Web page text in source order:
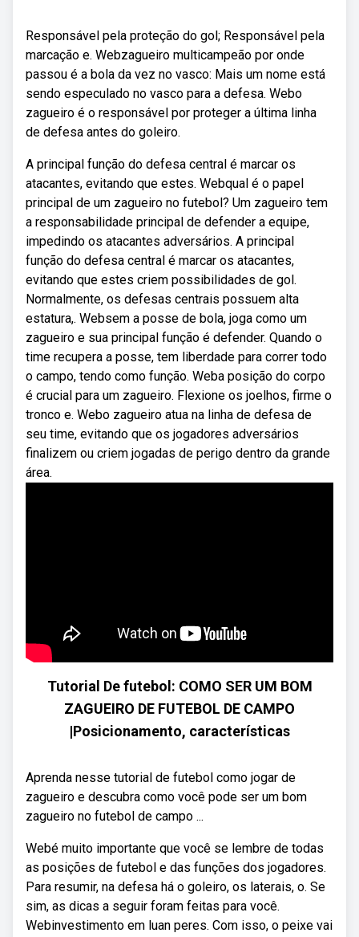
Responsável pela proteção do gol; Responsável pela
marcação e. Webzagueiro multicampeão por onde
passou é a bola da vez no vasco: Mais um nome está
sendo especulado no vasco para a defesa. Webo
zagueiro é o responsável por proteger a última linha
de defesa antes do goleiro.
A principal função do defesa central é marcar os
atacantes, evitando que estes. Webqual é o papel
principal de um zagueiro no futebol? Um zagueiro tem
a responsabilidade principal de defender a equipe,
impedindo os atacantes adversários. A principal
função do defesa central é marcar os atacantes,
evitando que estes criem possibilidades de gol.
Normalmente, os defesas centrais possuem alta
estatura,. Websem a posse de bola, joga como um
zagueiro e sua principal função é defender. Quando o
time recupera a posse, tem liberdade para correr todo
o campo, tendo como função. Weba posição do corpo
é crucial para um zagueiro. Flexione os joelhos, firme o
tronco e. Webo zagueiro atua na linha de defesa de
seu time, evitando que os jogadores adversários
finalizem ou criem jogadas de perigo dentro da grande
área.
Tutorial De futebol: COMO SER UM BOM
ZAGUEIRO DE FUTEBOL DE CAMPO
|Posicionamento, características
Aprenda nesse tutorial de futebol como jogar de
zagueiro e descubra como você pode ser um bom
zagueiro no futebol de campo ...
Webé muito importante que você se lembre de todas
as posições de futebol e das funções dos jogadores.
Para resumir, na defesa há o goleiro, os laterais, o. Se
sim, as dicas a seguir foram feitas para você.
Webinvestimento em luan peres. Com isso, o peixe vai